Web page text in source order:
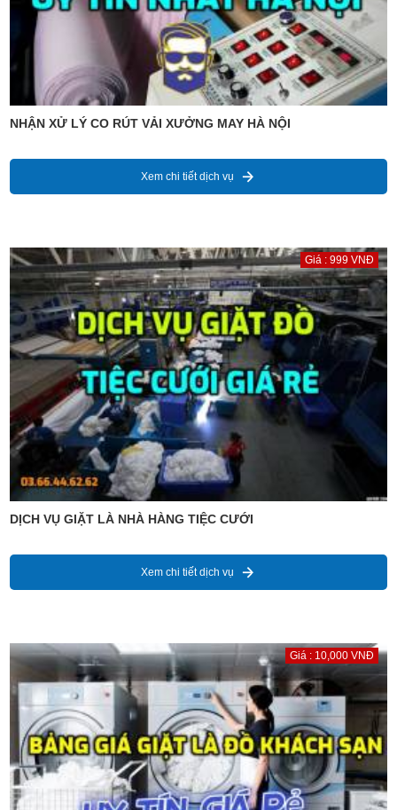
NHẬN XỬ LÝ CO RÚT VẢI XƯỞNG MAY HÀ NỘI
Xem chi tiết dịch vụ
Giá : 999 VNĐ
DỊCH VỤ GIẶT LÀ NHÀ HÀNG TIỆC CƯỚI
Xem chi tiết dịch vụ
Giá : 10,000 VNĐ